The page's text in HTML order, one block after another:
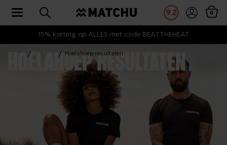
15% korting op ALLES met code BEATTHEHEAT
9.2 0
Toggle navigation
Hoelahoep resultaten
HOELAHOEP RESULTATEN